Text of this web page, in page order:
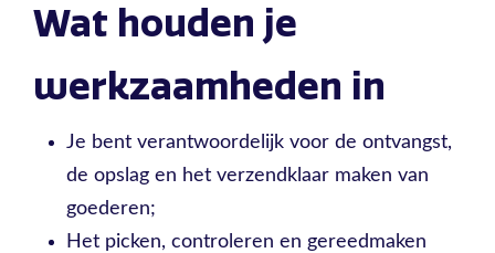
Wat houden je
werkzaamheden in
Je bent verantwoordelijk voor de ontvangst,
de opslag en het verzendklaar maken van
goederen;
Het picken, controleren en gereedmaken